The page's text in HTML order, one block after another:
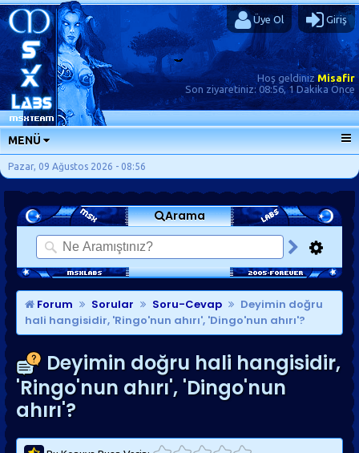
Üye Ol Giriş
Hoş geldinizMisafir
Son ziyaretiniz: 08:56, 1 Dakika Önce
MENÜ
ANA SAYFA
FORUMLAR
SORU-CEVAP
GÜNLÜKLER
SON MESAJLAR
KISAYOLLAR
Pazar, 09 Ağustos 2026 - 08:56
Arama
Forum Sorular Soru-Cevap
Deyimin doğru
hali hangisidir, 'Ringo'nun ahırı', 'Dingo'nun ahırı'?
Deyimin doğru hali hangisidir,
'Ringo'nun ahırı', 'Dingo'nun
ahırı'?